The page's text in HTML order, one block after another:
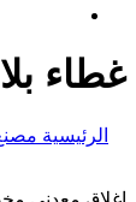
غطاء
الرئيسية